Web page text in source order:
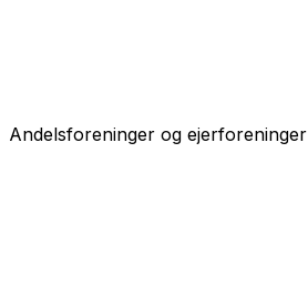
Andelsforeninger og ejerforeninger